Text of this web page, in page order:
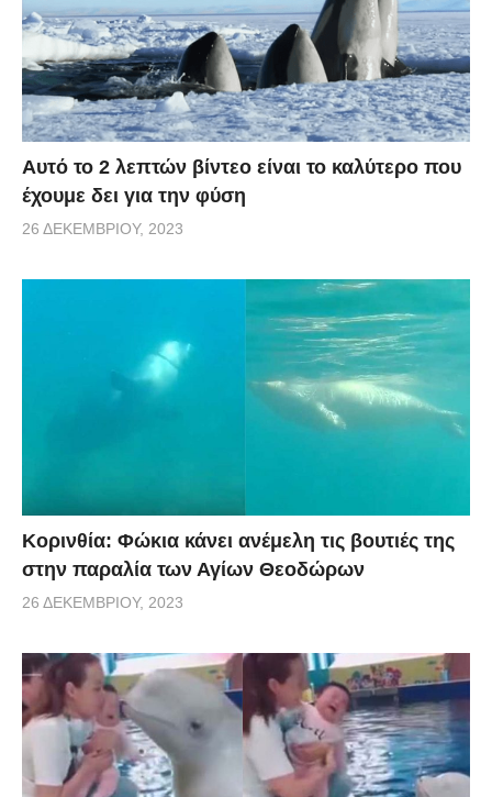
Αυτό το 2 λεπτών βίντεο είναι το καλύτερο που
έχουμε δει για την φύση
26 ΔΕΚΕΜΒΡΊΟΥ, 2023
Κορινθία: Φώκια κάνει ανέμελη τις βουτιές της
στην παραλία των Αγίων Θεοδώρων
26 ΔΕΚΕΜΒΡΊΟΥ, 2023